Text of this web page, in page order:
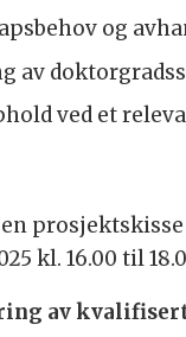
og
av
ved et
kl. 16.00 til
av